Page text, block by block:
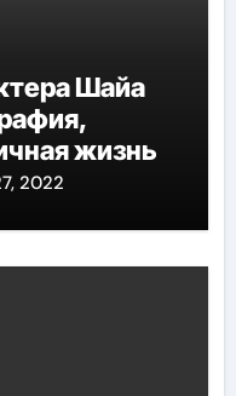
Шайа
жизнь
2022